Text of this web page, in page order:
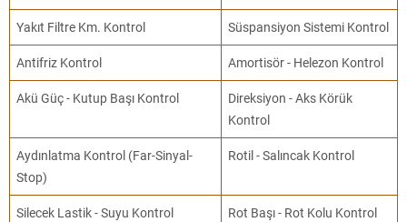
Yakıt Filtre Km. Kontrol Süspansiyon Sistemi Kontrol
Antifriz Kontrol Amortisör - Helezon Kontrol
Akü Güç - Kutup Başı Kontrol
Direksiyon - Aks Körük
Kontrol
Aydınlatma Kontrol (Far-Sinyal-
Stop)
Rotil - Salıncak Kontrol
Silecek Lastik - Suyu Kontrol Rot Başı - Rot Kolu Kontrol